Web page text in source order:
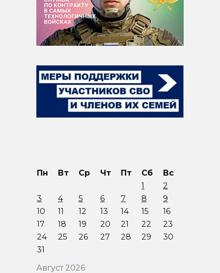
Август 2026
Пн Вт Ср Чт Пт Сб
Вс
1
2
3
4 5 6 7 8
9
10
11 12 13 14 15
16
17
18 19 20 21 22
23
24
25 26 27 28 29
30
31